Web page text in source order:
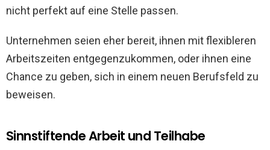
nicht perfekt auf eine Stelle passen.
Unternehmen seien eher bereit, ihnen mit flexibleren
Arbeitszeiten entgegenzukommen, oder ihnen eine
Chance zu geben, sich in einem neuen Berufsfeld zu
beweisen.
Sinnstiftende Arbeit und Teilhabe